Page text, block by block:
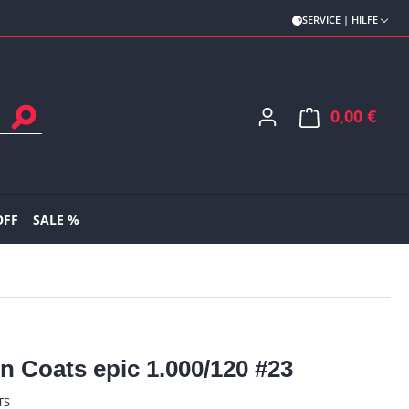
SERVICE | HILFE
0,00 €
SALE %
Coats epic 1.000/120 #23